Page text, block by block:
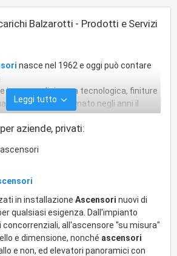
Balzarotti - Prodotti e Servizi
nasce nel 1962 e oggi può contare
impegno di ricerca tecnologica, finiture
hanno confermato negli anni il
che oggi può contare su di una
due rami principali dell'attività:
Elevatrici
limitati, utilizzando solo la migliore
e installazione ascensori,
elevatrici. Inoltre assistenza,
ascensori.
Leggi tutto
aziende, privati:
in installazione Ascensori nuovi di
qualsiasi esigenza. Dall'impianto
all'ascensore "su misura"
e dimensione, nonché ascensori
e non, ed elevatori panoramici con